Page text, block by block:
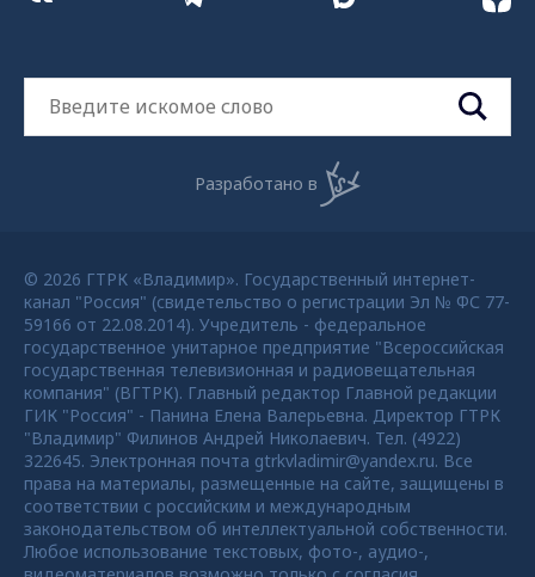
Разработано в
© 2026 ГТРК «Владимир». Государственный интернет-
канал "Россия" (свидетельство о регистрации Эл № ФС 77-
59166 от 22.08.2014). Учредитель - федеральное
государственное унитарное предприятие "Всероссийская
государственная телевизионная и радиовещательная
компания" (ВГТРК). Главный редактор Главной редакции
ГИК "Россия" - Панина Елена Валерьевна. Директор ГТРК
"Владимир" Филинов Андрей Николаевич. Тел. (4922)
322645. Электронная почта gtrkvladimir@yandex.ru. Все
права на материалы, размещенные на сайте, защищены в
соответствии с российским и международным
законодательством об интеллектуальной собственности.
Любое использование текстовых, фото-, аудио-,